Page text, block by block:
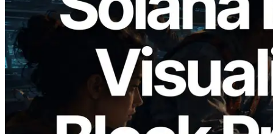
2026.05.24
Validators Solutions, Solana Block
Analyzer'ı Yayınladı — Slot Başına Blok
Üretim Süresi ve Görevli Doğrulayıcı
Görselleştirmesi
Bu makaleyi oku